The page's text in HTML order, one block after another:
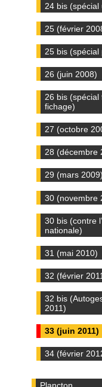
24 bis (spécial
25 (février
25 bis (spécial
26 (juin 2008)
26 bis (spécial
fichage)
27 (octobre
28 (décembre
29 (mars 2009)
30 (novembre
30 bis (contre
nationale)
31 (mai 2010)
32 (février
32 bis
2011)
33 (juin 2011)
34 (février